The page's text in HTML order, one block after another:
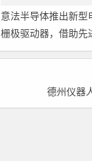
意法半导体推出新型
栅极驱动器，借助先
技术简化电源设计
德州仪器